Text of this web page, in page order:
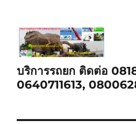
บริการรถยก ติดต่อ
0640711613,